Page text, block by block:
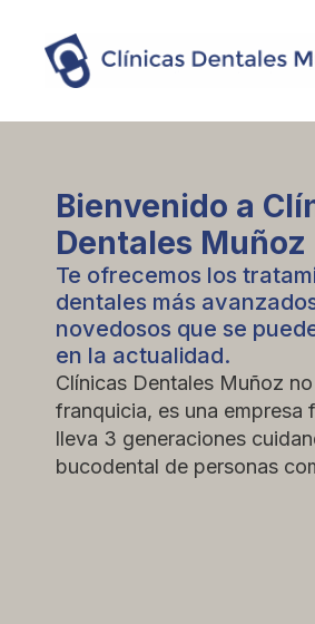
Bienvenido a
Dentales Muñoz
Te ofrecemos los
dentales más
novedosos que se
en la actualidad.
Clínicas Dentales Muñoz
franquicia, es una empresa
lleva 3 generaciones
bucodental de personas